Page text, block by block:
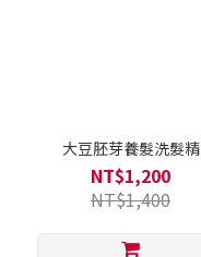
大豆胚芽養髮洗髮精
NT$1,200
NT$1,400